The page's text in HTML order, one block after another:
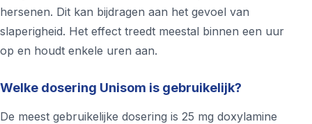
hersenen. Dit kan bijdragen aan het gevoel van
slaperigheid. Het effect treedt meestal binnen een uur
op en houdt enkele uren aan.
Welke dosering Unisom is gebruikelijk?
De meest gebruikelijke dosering is 25 mg doxylamine